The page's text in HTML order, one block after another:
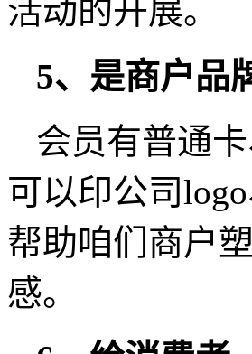
活动的开展。
5、是商户品
会员有普通
可以印公司
帮助咱们商户
感。